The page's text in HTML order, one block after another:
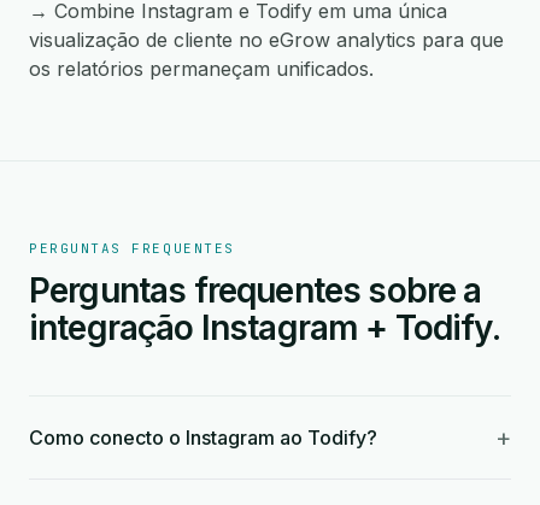
→ Combine Instagram e Todify em uma única
visualização de cliente no eGrow analytics para que
os relatórios permaneçam unificados.
PERGUNTAS FREQUENTES
Perguntas frequentes sobre a
integração Instagram + Todify.
Como conecto o Instagram ao Todify? +